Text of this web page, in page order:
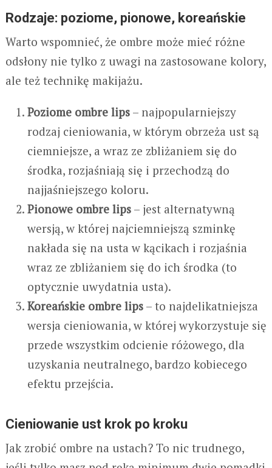
Rodzaje: poziome, pionowe, koreańskie
Warto wspomnieć, że ombre może mieć różne
odsłony nie tylko z uwagi na zastosowane kolory,
ale też technikę makijażu.
Poziome ombre lips – najpopularniejszy
rodzaj cieniowania, w którym obrzeża ust są
ciemniejsze, a wraz ze zbliżaniem się do
środka, rozjaśniają się i przechodzą do
najjaśniejszego koloru.
Pionowe ombre lips – jest alternatywną
wersją, w której najciemniejszą szminkę
nakłada się na usta w kącikach i rozjaśnia
wraz ze zbliżaniem się do ich środka (to
optycznie uwydatnia usta).
Koreańskie ombre lips – to najdelikatniejsza
wersja cieniowania, w której wykorzystuje się
przede wszystkim odcienie różowego, dla
uzyskania neutralnego, bardzo kobiecego
efektu przejścia.
Cieniowanie ust krok po kroku
Jak zrobić ombre na ustach? To nic trudnego,